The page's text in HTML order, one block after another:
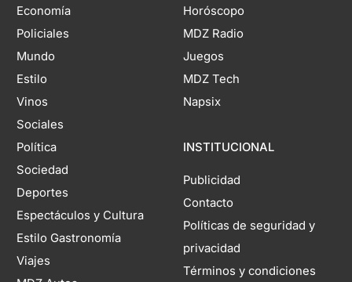
Economía
Policiales
Mundo
Estilo
Vinos
Sociales
Política
Sociedad
Deportes
Espectáculos y Cultura
Estilo Gastronomía
Viajes
Horóscopo
MDZ Radio
Juegos
MDZ Tech
Napsix
INSTITUCIONAL
Publicidad
Contacto
Políticas de seguridad y
privacidad
Términos y condiciones